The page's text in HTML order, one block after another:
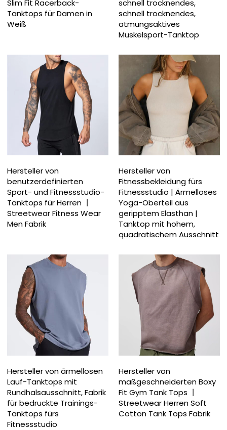
Slim Fit Racerback-
Tanktops für Damen in
Weiß
schnell trocknendes,
schnell trocknendes,
atmungsaktives
Muskelsport-Tanktop
Hersteller von
benutzerdefinierten
Sport- und Fitnessstudio-
Tanktops für Herren 丨
Streetwear Fitness Wear
Men Fabrik
Hersteller von
Fitnessbekleidung fürs
Fitnessstudio | Ärmelloses
Yoga-Oberteil aus
geripptem Elasthan |
Tanktop mit hohem,
quadratischem Ausschnitt
Hersteller von ärmellosen
Lauf-Tanktops mit
Rundhalsausschnitt, Fabrik
für bedruckte Trainings-
Tanktops fürs
Fitnessstudio
Hersteller von
maßgeschneiderten Boxy
Fit Gym Tank Tops 丨
Streetwear Herren Soft
Cotton Tank Tops Fabrik